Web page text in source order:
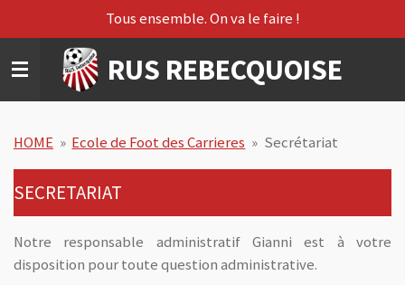
au
contenu
principal
RUS REBECQUOISE
Tous ensemble. On va le faire !
HOME » Ecole de Foot des Carrieres » Secrétariat
SECRETARIAT
Notre responsable administratif Gianni est à votre
disposition pour toute question administrative.